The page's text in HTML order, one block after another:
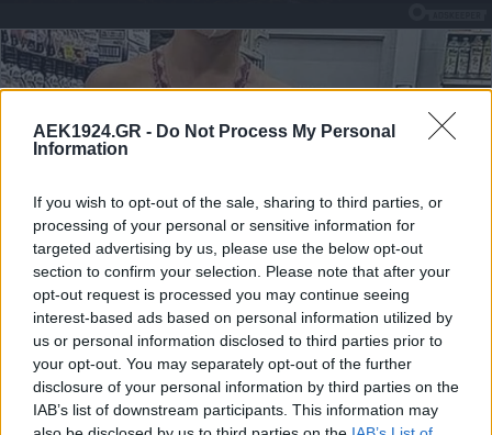
AEK1924.GR - Do Not Process My Personal
Information
If you wish to opt-out of the sale, sharing to third parties, or
processing of your personal or sensitive information for
targeted advertising by us, please use the below opt-out
section to confirm your selection. Please note that after your
opt-out request is processed you may continue seeing
interest-based ads based on personal information utilized by
us or personal information disclosed to third parties prior to
your opt-out. You may separately opt-out of the further
disclosure of your personal information by third parties on the
IAB’s list of downstream participants. This information may